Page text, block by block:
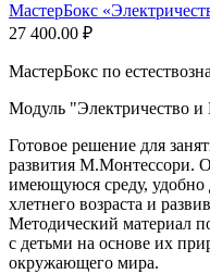
МастерБокс
27 400.00 ₽
МастерБокс по
Модуль "Электричество и
Готовое решение для
развития М.Монтессори.
имеющуюся среду, удобно
хлетнего возраста и
Методический материал
с детьми на основе их
окружающего мира.